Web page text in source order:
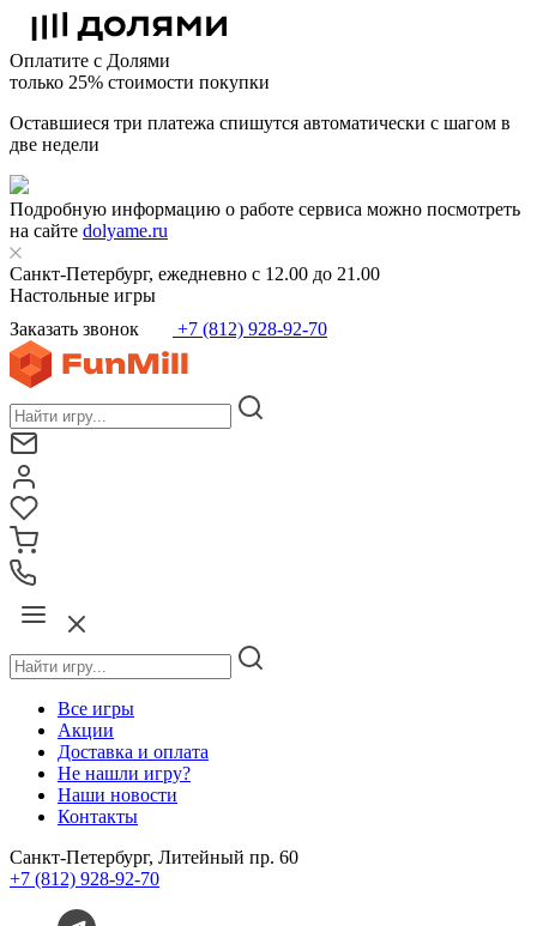
Оплатите с Долями
только 25% стоимости покупки
Оставшиеся три платежа спишутся автоматически с шагом в
две недели
Подробную информацию о работе сервиса можно посмотреть
на сайте dolyame.ru
Санкт-Петербург, ежедневно с 12.00 до 21.00
Настольные игры
Заказать звонок
+7 (812) 928-92-70
Все игры
Акции
Доставка и оплата
Не нашли игру?
Наши новости
Контакты
Санкт-Петербург, Литейный пр. 60
+7 (812) 928-92-70